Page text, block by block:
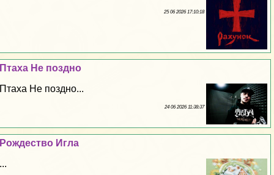
25 06 2026 17:10:18
Птаха Не поздно
Птаха Не поздно...
24 06 2026 11:38:37
Рождество Игла
...